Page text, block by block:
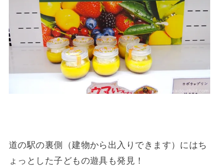
道の駅の裏側（建物から出入りできます）にはち
ょっとした子どもの遊具も発見！